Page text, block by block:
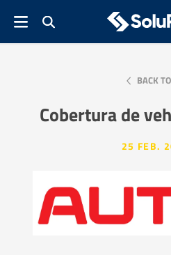
BACK
Cobertura de
25 FEB.